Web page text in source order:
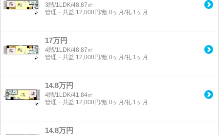
3階/1LDK/48.87㎡
管理・共益:12,000円/敷:0ヶ月/礼:1ヶ月
17万円
4階/1LDK/48.87㎡
管理・共益:12,000円/敷:0ヶ月/礼:1ヶ月
14.8万円
4階/1LDK/41.84㎡
管理・共益:12,000円/敷:0ヶ月/礼:1ヶ月
14.8万円